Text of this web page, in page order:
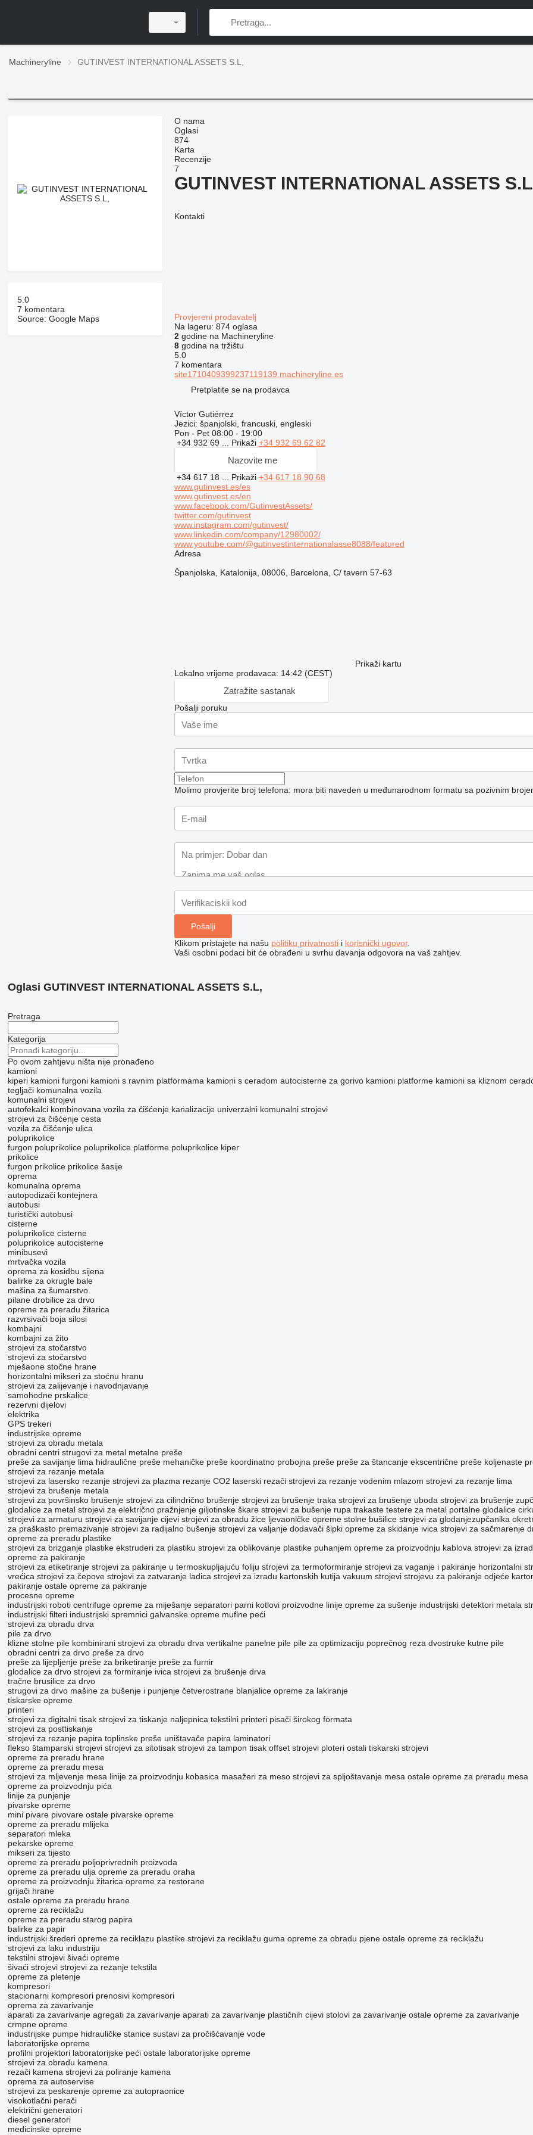
Machineryline GUTINVEST INTERNATIONAL ASSETS S.L,
5.0
7 komentara
Source: Google Maps
O nama
Oglasi
874
Karta
Recenzije
7
GUTINVEST INTERNATIONAL ASSETS
Kontakti
Provjereni prodavatelj
Na lageru: 874 oglasa
2godine na Machineryline
8godina na tržištu
5.0
7 komentara
site1710409399237119139.machineryline.es
Pretplatite se na prodavca
Víctor Gutiérrez
Jezici: španjolski, francuski, engleski
Pon - Pet 08:00 - 19:00
+34 932 69 ... Prikaži +34 932 69 62 82
Nazovite me
+34 617 18 ... Prikaži +34 617 18 90 68
www.gutinvest.es/es
www.gutinvest.es/en
www.facebook.com/GutinvestAssets/
twitter.com/gutinvest
www.instagram.com/gutinvest/
www.linkedin.com/company/12980002/
www.youtube.com/@gutinvestinternationalasse8088/featured
Adresa
Španjolska, Katalonija, 08006, Barcelona, C/ tavern 57-63
Prikaži kartu
Lokalno vrijeme prodavaca: 14:42 (CEST)
Zatražite sastanak
Pošalji poruku
Molimo provjerite broj telefona: mora biti naveden u međunarodnom formatu sa pozivnim
Klikom pristajete na našu politiku privatnostii korisnički ugovor.
Vaši osobni podaci bit će obrađeni u svrhu davanja odgovora na vaš zahtjev.
Oglasi GUTINVEST INTERNATIONAL ASSETS S.L,
Pretraga
Kategorija
Po ovom zahtjevu ništa nije pronađeno
kamioni
kiperi kamioni furgoni kamioni s ravnim platformama kamioni s ceradom autocisterne za gorivo kamioni platforme kamioni sa kliznom
tegljači komunalna vozila
komunalni strojevi
autofekalci kombinovana vozila za čišćenje kanalizacije univerzalni komunalni strojevi
strojevi za čišćenje cesta
vozila za čišćenje ulica
poluprikolice
furgon poluprikolice poluprikolice platforme poluprikolice kiper
prikolice
furgon prikolice prikolice šasije
oprema
komunalna oprema
autopodizači kontejnera
autobusi
turistički autobusi
cisterne
poluprikolice cisterne
poluprikolice autocisterne
minibusevi
mrtvačka vozila
oprema za kosidbu sijena
balirke za okrugle bale
mašina za šumarstvo
pilane drobilice za drvo
opreme za preradu žitarica
razvrsivači boja silosi
kombajni
kombajni za žito
strojevi za stočarstvo
strojevi za stočarstvo
mješaone stočne hrane
horizontalni mikseri za stoćnu hranu
strojevi za zaliјеvanje i navodnjavanje
samohodne prskalice
rezervni dijelovi
elektrika
GPS trekeri
industrijske opreme
strojevi za obradu metala
obradni centri strugovi za metal metalne preše
preše za savijanje lima hidraulične preše mehaničke preše koordinatno probojna preše preše za štancanje ekscentrične preše koljenaste
strojevi za rezanje metala
strojevi za lasersko rezanje strojevi za plazma rezanje CO2 laserski rezači strojevi za rezanje vodenim mlazom strojevi za rezanje lima
strojevi za brušenje metala
strojevi za površinsko brušenje strojevi za cilindrično brušenje strojevi za brušenje traka strojevi za brušenje uboda strojevi za brušenje
glodalice za metal strojevi za električno pražnjenje giljotinske škare strojevi za bušenje rupa trakaste testere za metal portalne glodalice
strojevi za armaturu strojevi za savijanje cijevi strojevi za obradu žice ljevaoničke opreme stolne bušilice strojevi za glodanjezupčanika
za praškasto premazivanje strojevi za radijalno bušenje strojevi za valjanje dodavači šipki opreme za skidanje ivica strojevi za sačmarenje
opreme za preradu plastike
strojevi za brizganje plastike ekstruderi za plastiku strojevi za oblikovanje plastike puhanjem opreme za proizvodnju kablova strojevi za
opreme za pakiranje
strojevi za etiketiranje strojevi za pakiranje u termoskupljajuću foliju strojevi za termoformiranje strojevi za vaganje i pakiranje horizontalni
vrećica strojevi za čepove strojevi za zatvaranje ladica strojevi za izradu kartonskih kutija vakuum strojevi strojevu za pakiranje odjeće
pakiranje ostale opreme za pakiranje
procesne opreme
industrijski roboti centrifuge opreme za miješanje separatori parni kotlovi proizvodne linije opreme za sušenje industrijski detektori metala
industrijski filteri industrijski spremnici galvanske opreme muflne peći
strojevi za obradu drva
pile za drvo
klizne stolne pile kombinirani strojevi za obradu drva vertikalne panelne pile pile za optimizaciju poprečnog reza dvostruke kutne pile
obradni centri za drvo preše za drvo
preše za lijepljenje preše za briketiranje preše za furnir
glodalice za drvo strojevi za formiranje ivica strojevi za brušenje drva
tračne brusilice za drvo
strugovi za drvo mašine za bušenje i punjenje četverostrane blanjalice opreme za lakiranje
tiskarske opreme
printeri
strojevi za digitalni tisak strojevi za tiskanje naljepnica tekstilni printeri pisači širokog formata
strojevi za posttiskanje
strojevi za rezanje papira toplinske preše uništavače papira laminatori
flekso štamparski strojevi strojevi za sitotisak strojevi za tampon tisak offset strojevi ploteri ostali tiskarski strojevi
opreme za preradu hrane
opreme za preradu mesa
strojevi za mljevenje mesa linije za proizvodnju kobasica masažeri za meso strojevi za spljoštavanje mesa ostale opreme za preradu mesa
opreme za proizvodnju pića
linije za punjenje
pivarske opreme
mini pivare pivovare ostale pivarske opreme
opreme za preradu mlijeka
separatori mleka
pekarske opreme
mikseri za tijesto
opreme za preradu poljoprivrednih proizvoda
opreme za preradu ulja opreme za preradu oraha
opreme za proizvodnju žitarica opreme za restorane
grijači hrane
ostale opreme za preradu hrane
opreme za reciklažu
opreme za preradu starog papira
balirke za papir
industrijski šrederi opreme za reciklazu plastike strojevi za reciklažu guma opreme za obradu pjene ostale opreme za reciklažu
strojevi za laku industriju
tekstilni strojevi šivaći opreme
šivaći strojevi strojevi za rezanje tekstila
opreme za pletenje
kompresori
stacionarni kompresori prenosivi kompresori
oprema za zavarivanje
aparati za zavarivanje agregati za zavarivanje aparati za zavarivanje plastičnih cijevi stolovi za zavarivanje ostale opreme za zavarivanje
crmpne opreme
industrijske pumpe hidrauličke stanice sustavi za pročišćavanje vode
laboratorijske opreme
profilni projektori laboratorijske peći ostale laboratorijske opreme
strojevi za obradu kamena
rezači kamena strojevi za poliranje kamena
oprema za autoservise
strojevi za peskarenje opreme za autopraonice
visokotlačni perači
električni generatori
diesel generatori
medicinske opreme